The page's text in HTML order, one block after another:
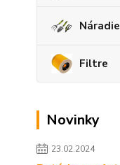
Náradie
Filtre
Novinky
23.02.2024